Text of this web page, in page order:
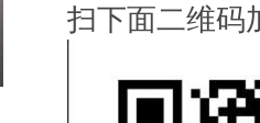
扫下面二维码